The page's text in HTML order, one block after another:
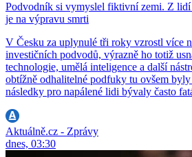
Podvodník si vymyslel fiktivní zemi. Z lidí
je na výpravu smrti
V Česku za uplynulé tři roky vzrostl více
investičních podvodů, výrazně ho totiž
technologie, umělá inteligence a další
obtížně odhalitelné podfuky tu ovšem
následky pro napálené lidi bývaly často
Aktuálně.cz - Zprávy
dnes, 03:30